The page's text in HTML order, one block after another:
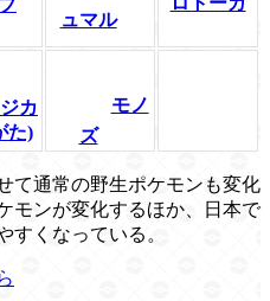
ュマル
カ
た)
モノ
ズ
て通常の野生ポケモンも変化
モンが変化するほか、日本で
すくなっている。